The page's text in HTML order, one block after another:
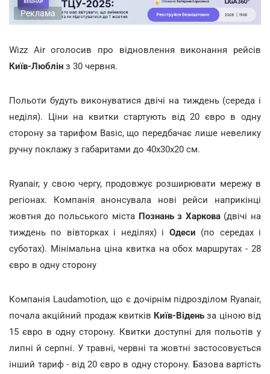
Реклама
Wizz Air оголосив про відновлення виконання рейсів
Київ-Люблін з 30 червня.
Польоти будуть виконуватися двічі на тиждень (середа і
неділя). Ціни на квитки стартують від 20 євро в одну
сторону за тарифом Basic, що передбачає лише невелику
ручну поклажу з габаритами до 40х30х20 см.
Ryanair, у свою чергу, продовжує розширювати мережу в
регіонах. Компанія анонсувала нові рейси наприкінці
жовтня до польського міста Познань з Харкова (двічі на
тиждень по вівторках і неділях) і Одеси (по середах і
суботах). Мінімальна ціна квитка на обох маршрутах - 28
євро в одну сторону
Компанія Laudamotion, що є дочірнім підрозділом Ryanair,
почала акційний продаж квитків Київ-Відень за ціною від
15 євро в одну сторону. Квитки доступні для польотів у
липні й серпні. У травні, червні та жовтні застосовується
інший тариф - від 20 євро в одну сторону. Базова вартість